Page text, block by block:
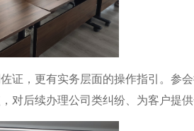
证，更有实务层面的操作指引。参
后续办理公司类纠纷、为客户提供